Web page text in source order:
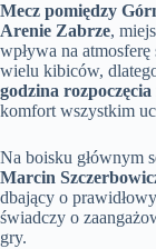
Mecz pomiędzy
Arenie Zabrze,
wpływa na
wielu kibiców,
godzina rozpoczęcia
komfort wszystkim
Na boisku głównym
Marcin
dbający o
świadczy o
gry.